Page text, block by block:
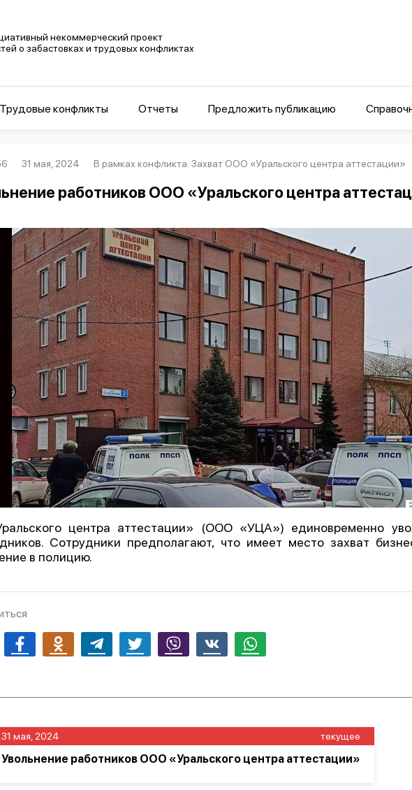
некоммерческий проект
о забастовках и трудовых конфликтах
Трудовые конфликты Отчеты Предложить публикацию
31 мая, 2024 В рамках конфликта: Захват ООО «Уральского центра аттестации»
работников ООО «Уральского центра
центра аттестации» (ООО «УЦА») единовременно
Сотрудники предполагают, что имеет место захват
в полицию.
FacebookOdnoklassnikiTelegram Twitter Viber Whatsapp
31 мая, 2024 текущее
Увольнение работников ООО «Уральского центра аттестации»